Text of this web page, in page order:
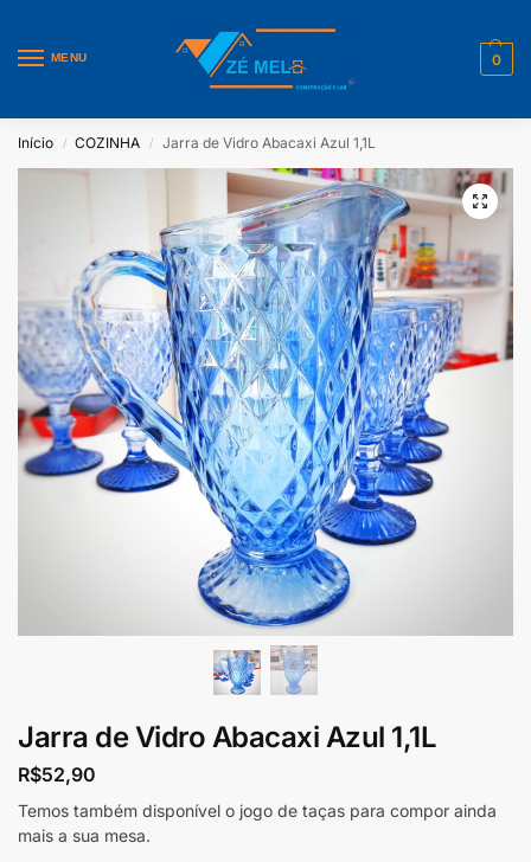
MENU 0
Início / COZINHA / Jarra de Vidro Abacaxi Azul 1,1L
Jarra de Vidro Abacaxi Azul 1,1L
R$52,90
Temos também disponível o jogo de taças para compor ainda
mais a sua mesa.